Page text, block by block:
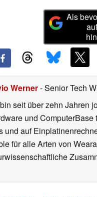
Als
Werner- Senior Tech
seit über zehn Jahren
und
und auf
für alle Arten von